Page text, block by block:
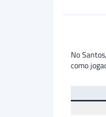
No
como